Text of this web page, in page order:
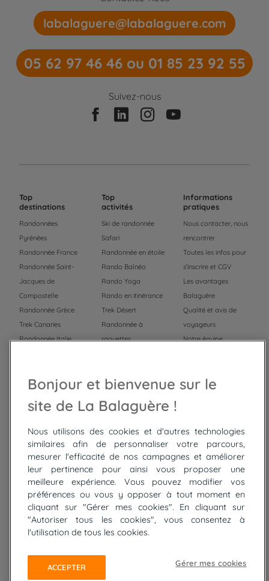
labalaguere@labalaguere.com
05 62 97 46 46 ou 01 85 23 92 55
Suivez-nous
Top
destinations
Randonnées
Pyrénées
Randonnée France
Randonnée Saint-
Jacques de
Compostelle
Randonnée Grèce
Trek Canaries
Randonnée Italie
Trek Mauritanie
Top
activités
Ski de randonnée
Safari
Randonnée en étoile
Rando Balnéo
Rando Yoga
Rando en itinérance
Trek Désert
Randonnée à
raquettes
Trek
Informations
pratiques
Nous contacter, nous
rencontrer
Toutes les infos pour
s'inscrire et CGV
Les avantages
Balaguère
Qualité et avis de
voyageurs
Notre équipe
Top
circuits
Tour du lac de Constance à vélo
Cyclades : Amorgos et Naxos
Randonnée aux Bardenas Reales
De Collioure à Cadaquès à pied
Découverte des trésors de Madère
Rando Réunion en douceur
Trek sur Tenerife
Bonjour et bienvenue sur le
site de La Balaguère !
Nous utilisons des cookies et d'autres technologies
similaires afin de personnaliser votre parcours,
mesurer l'efficacité de nos campagnes et améliorer
leur pertinence pour ainsi vous proposer une
meilleure expérience. Vous pouvez modifier vos
préférences ou vous y opposer à tout moment en
cliquant sur "Gérer mes cookies". En cliquant sur
"Autoriser tous les cookies", vous consentez à
l'utilisation de tous les cookies.
Gérer mes cookies
ACCEPTER